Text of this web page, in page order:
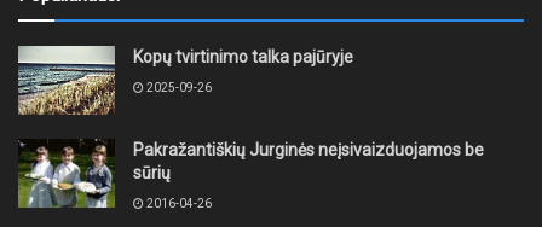
Kopų tvirtinimo talka pajūryje
2025-09-26
Pakražantiškių Jurginės neįsivaizduojamos be
sūrių
2016-04-26